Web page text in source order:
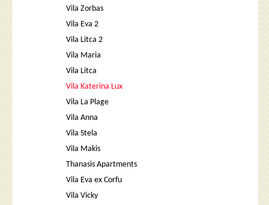
Vila Zorbas
Vila Eva 2
Vila Litca 2
Vila Maria
Vila Litca
Vila Katerina Lux
Vila La Plage
Vila Anna
Vila Stela
Vila Makis
Thanasis Apartments
Vila Eva ex Corfu
Vila Vicky